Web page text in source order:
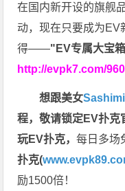
在国内新开设的旗舰
动，现在只要成为EV
得——"EV专属大宝
http://evpk7.com/
想跟美女Sashimi
程，敬请锁定EV扑克
玩EV扑克，每日多场
扑克(
励1500倍！